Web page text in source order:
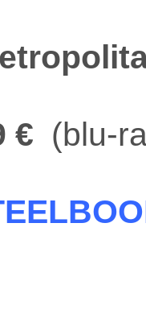
€ (blu-